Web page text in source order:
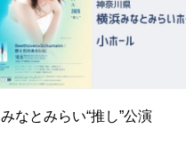
みなとみらい“推し”公演